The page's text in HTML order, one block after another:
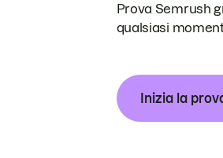
Prova Semrush
qualsiasi
Inizia la